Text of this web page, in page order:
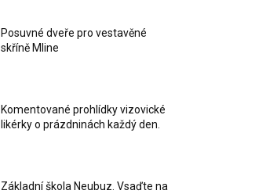
Posuvné dveře pro vestavěné
skříně Mline
Komentované prohlídky vizovické
likérky o prázdninách každý den.
Základní škola Neubuz. Vsaďte na